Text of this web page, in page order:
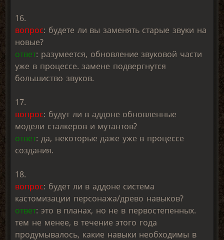
16.
вопрос: будете ли вы заменять старые звуки на
новые?
ответ: разумеется, обновление звуковой части
уже в процессе. замене подвергнутся
большиство звуков.
17.
вопрос: будут ли в аддоне обновленные
модели сталкеров и мутантов?
ответ: да, некоторые даже уже в процессе
создания.
18.
вопрос: будет ли в аддоне система
кастомизации персонажа/древо навыков?
ответ: это в планах, но не в первостепенных.
тем не менее, в течение этого года
продумывалось, какие навыки необходимы в